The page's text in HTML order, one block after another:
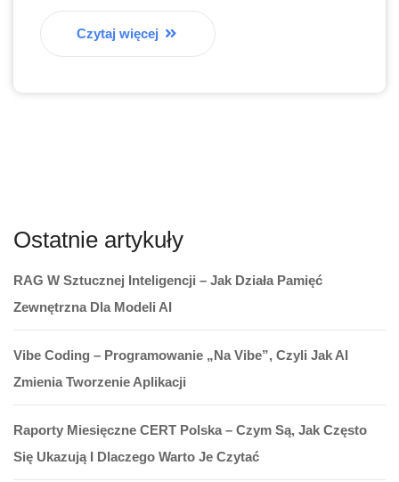
Czytaj więcej
Ostatnie artykuły
RAG W Sztucznej Inteligencji – Jak Działa Pamięć
Zewnętrzna Dla Modeli AI
Vibe Coding – Programowanie „na Vibe”, Czyli Jak AI
Zmienia Tworzenie Aplikacji
Raporty Miesięczne CERT Polska – Czym Są, Jak Często
Się Ukazują I Dlaczego Warto Je Czytać